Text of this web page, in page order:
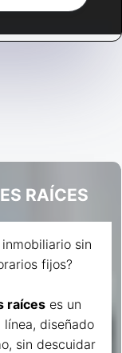
RAÍCES
sin
fijos?
raíceses un
diseñado
sin descuidar